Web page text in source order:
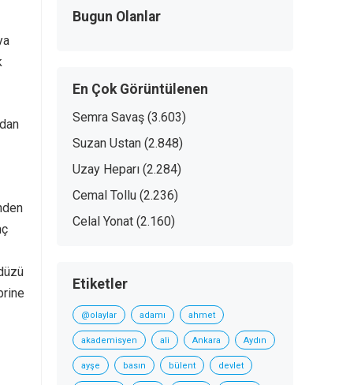
Bugun Olanlar
En Çok Görüntülenen
Semra Savaş (3.603)
Suzan Ustan (2.848)
Uzay Heparı (2.284)
Cemal Tollu (2.236)
Celal Yonat (2.160)
Etiketler
@olaylar adamı ahmet
akademisyen ali Ankara Aydın
ayşe basın bülent devlet